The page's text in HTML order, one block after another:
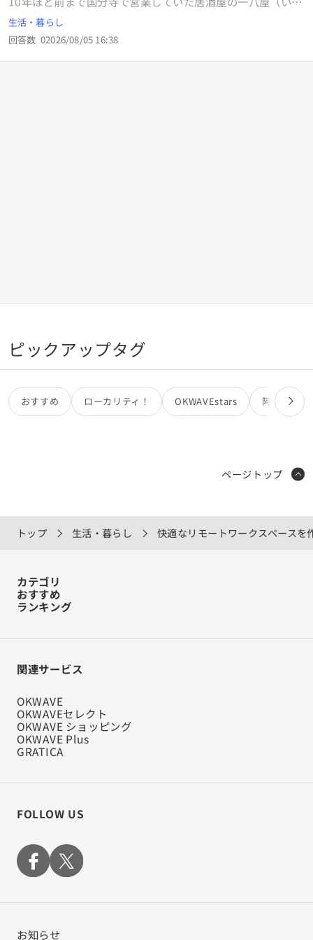
ぱち家）さんはいつ頃、閉店したのか、その理由を知ってい
る人がいたら教えてください。 当時の所在地：国分寺市本町
2-3-7 師岡ビル1F 昔お世話になっていました。
生活・暮らし
回答数 02026/08/05 16:38
ピックアップタグ
おすすめ ローカリティ！ OKWAVEstars 阿部亮
トップ 生活・暮らし 快適なリモートワークスペースを
ページトップ
カテゴリ
おすすめ
ランキング
関連サービス
OKWAVE
OKWAVEセレクト
OKWAVE ショッピング
OKWAVE Plus
GRATICA
FOLLOW US
お知らせ